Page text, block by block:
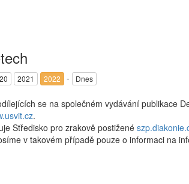
2021 2022 - Dnes
se na společném vydávání publikace
.
Středisko pro zrakově postižené
v takovém případě pouze o informaci na